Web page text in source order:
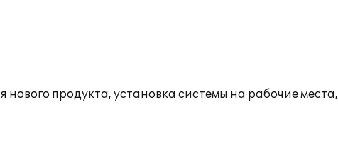
продукта, установка системы на рабочие места,